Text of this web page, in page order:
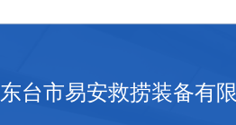
东台市易安救捞装备有